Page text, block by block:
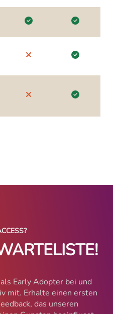
Early Adopter bei und
mit. Erhalte einen ersten
das unseren